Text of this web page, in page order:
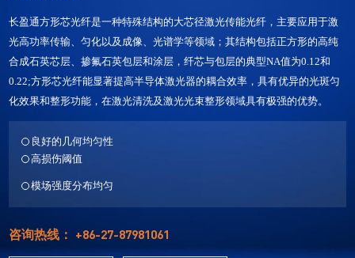
长盈通方形芯光纤是一种特殊结构的大芯径激光传能光纤，主要应用于激
光高功率传输、匀化以及成像、光谱学等领域；其结构包括正方形的高纯
合成石英芯层、掺氟石英包层和涂层，纤芯与包层的典型NA值为0.12和
0.22;方形芯光纤能显著提高半导体激光器的耦合效率，具有优异的光斑匀
化效果和整形功能，在激光清洗及激光光束整形领域具有极强的优势。
良好的几何均匀性
高损伤阈值
模场强度分布均匀
咨询热线： +86-27-87981061